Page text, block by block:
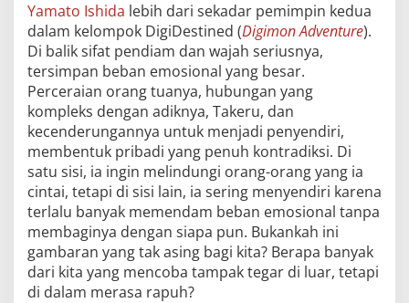
Yamato Ishida lebih dari sekadar pemimpin kedua
dalam kelompok DigiDestined (Digimon Adventure).
Di balik sifat pendiam dan wajah seriusnya,
tersimpan beban emosional yang besar.
Perceraian orang tuanya, hubungan yang
kompleks dengan adiknya, Takeru, dan
kecenderungannya untuk menjadi penyendiri,
membentuk pribadi yang penuh kontradiksi. Di
satu sisi, ia ingin melindungi orang-orang yang ia
cintai, tetapi di sisi lain, ia sering menyendiri karena
terlalu banyak memendam beban emosional tanpa
membaginya dengan siapa pun. Bukankah ini
gambaran yang tak asing bagi kita? Berapa banyak
dari kita yang mencoba tampak tegar di luar, tetapi
di dalam merasa rapuh?